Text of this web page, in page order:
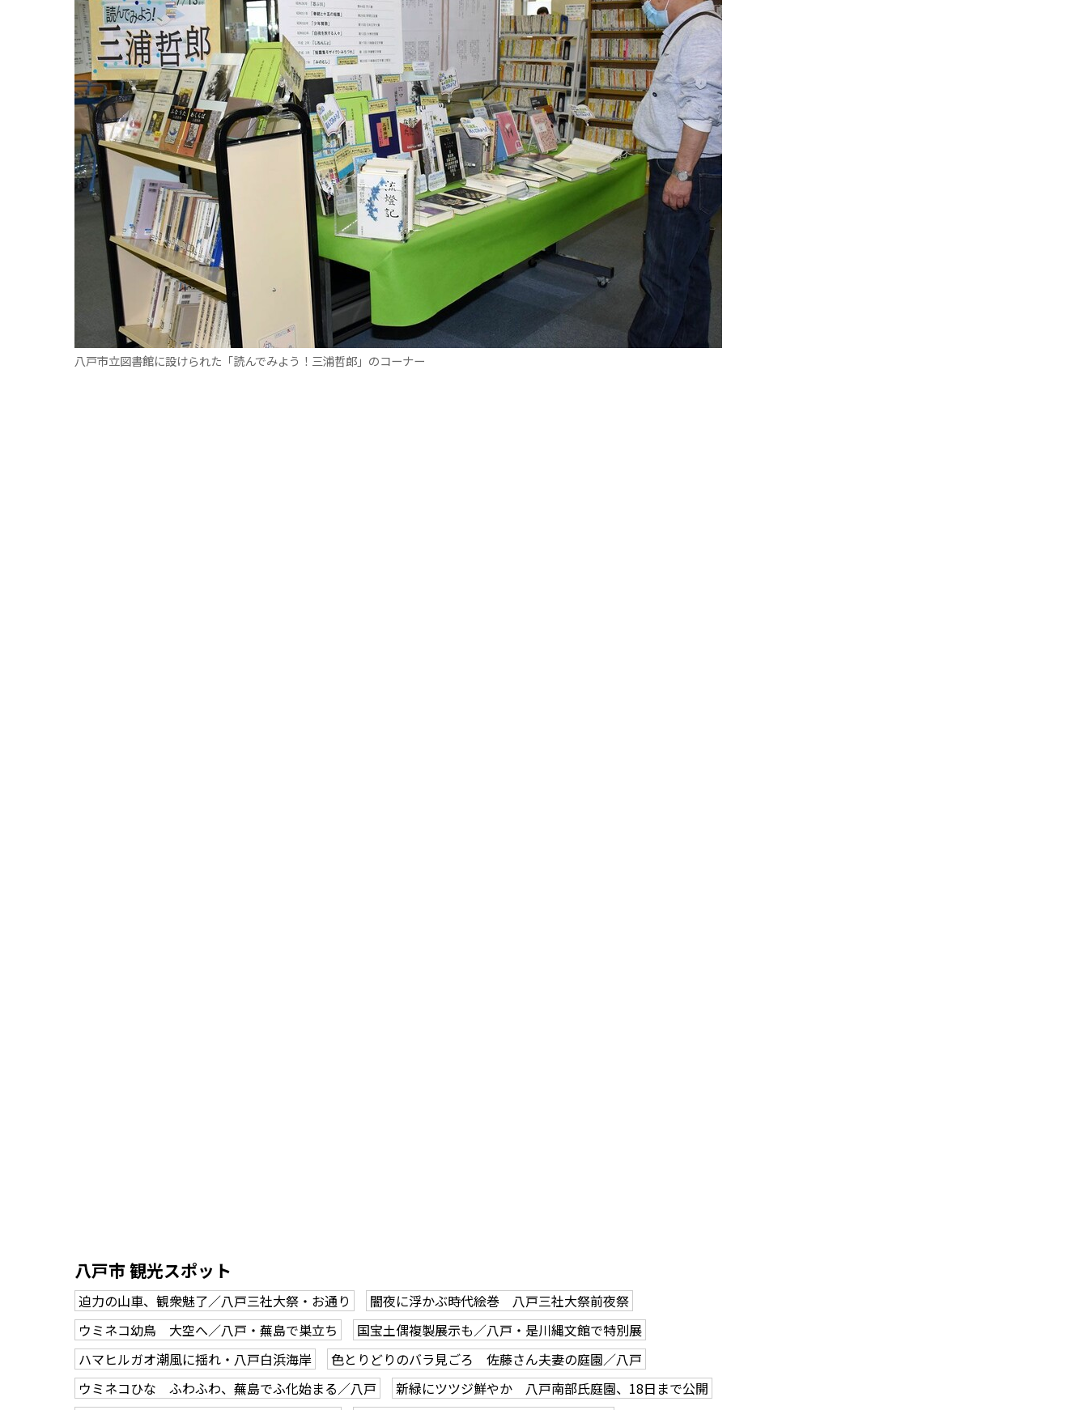
八戸市立図書館に設けられた「読んでみよう！三浦哲郎」のコーナー
八戸市 観光スポット
迫力の山車、観衆魅了／八戸三社大祭・お通り
闇夜に浮かぶ時代絵巻 八戸三社大祭前夜祭
ウミネコ幼鳥 大空へ／八戸・蕪島で巣立ち
国宝土偶複製展示も／八戸・是川縄文館で特別展
ハマヒルガオ潮風に揺れ・八戸白浜海岸
色とりどりのバラ見ごろ 佐藤さん夫妻の庭園／八戸
ウミネコひな ふわふわ、蕪島でふ化始まる／八戸
新緑にツツジ鮮やか 八戸南部氏庭園、18日まで公開